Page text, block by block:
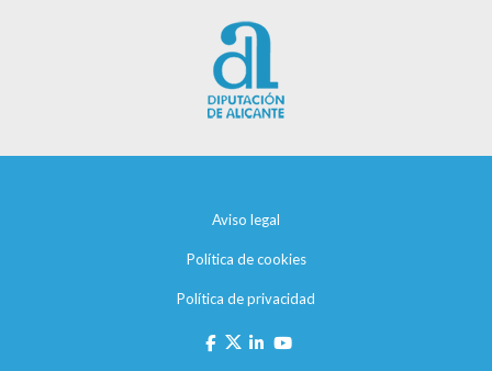
Aviso legal
Política de cookies
Política de privacidad